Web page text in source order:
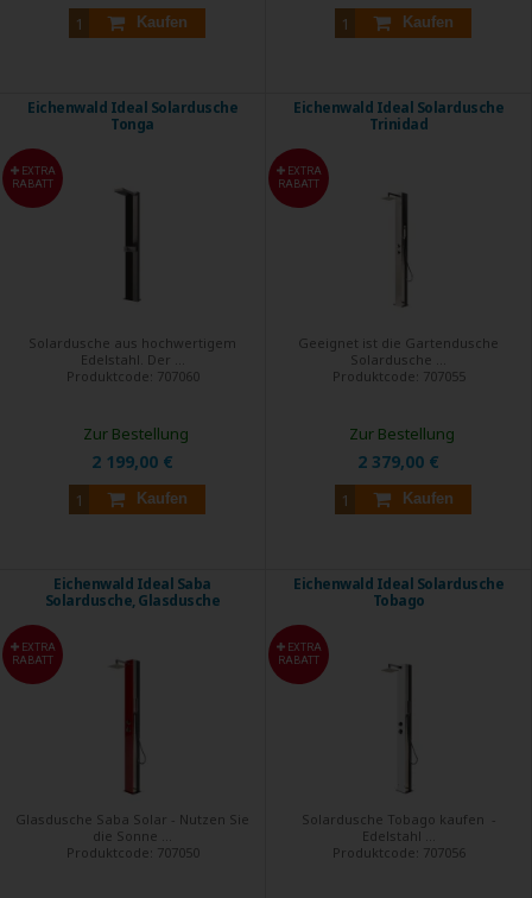
Kaufen Kaufen
Eichenwald Ideal Solardusche
Tonga
EXTRA
RABATT
Solardusche aus hochwertigem
Edelstahl. Der ...
Produktcode: 707060
2 199,00 €
Kaufen
Zur Bestellung
Eichenwald Ideal Solardusche
Trinidad
EXTRA
RABATT
Geeignet ist die Gartendusche
Solardusche ...
Produktcode: 707055
2 379,00 €
Kaufen
Zur Bestellung
Eichenwald Ideal Saba
Solardusche, Glasdusche
EXTRA
RABATT
Glasdusche Saba Solar - Nutzen Sie
die Sonne ...
Produktcode: 707050
Eichenwald Ideal Solardusche
Tobago
EXTRA
RABATT
Solardusche Tobago kaufen -
Edelstahl ...
Produktcode: 707056